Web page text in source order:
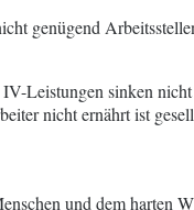
genügend
Leistungen sinken
nicht ernährt ist
und dem harten